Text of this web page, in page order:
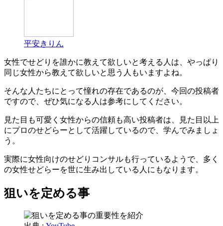
平安きりん
女性でせどりを誰かに教えて欲しいと考える人は、やっぱり
同じ女性から教えて欲しいと思う人もいますよね。
そんな人たちにとって憧れの存在であるのが、今回の投稿者
ですので、ぜひ気になる人は参考にしてください。
見た目も可愛く女性からの信頼も高い投稿者は、見た目以上
にプロのせどらーとして活躍しているので、学んでみましょ
う。
実際に女性向けのせどりコンサルも行っているようで、多く
の女性せどらーを世に生み出している人にもなります。
狙いを定める事